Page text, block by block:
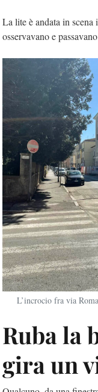
La lite è andata in scena
osservavano e
L’incrocio fra via
Ruba la
gira un